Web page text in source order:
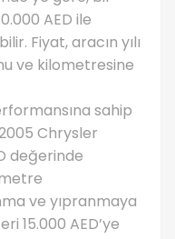
AED ile
Fiyat, aracın yılı
ve kilometresine
sahip
Chrysler
değerinde
ve yıpranmaya
15.000 AED’ye